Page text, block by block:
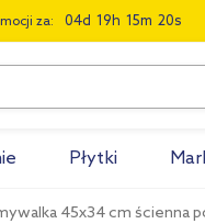
za: 04 19 15 19
Płytki
45x34 cm ścienna